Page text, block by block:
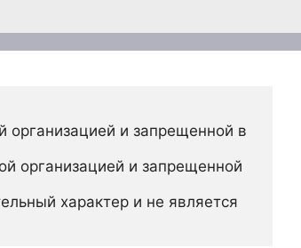
организацией и запрещенной в
организацией и запрещенной
характер и не является